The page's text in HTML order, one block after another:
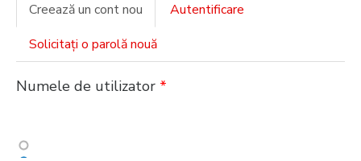
Taburi primare
Creează un cont nou
activ)
Autentificare
Solicitaţi o parolă nouă
Numele de utilizator *